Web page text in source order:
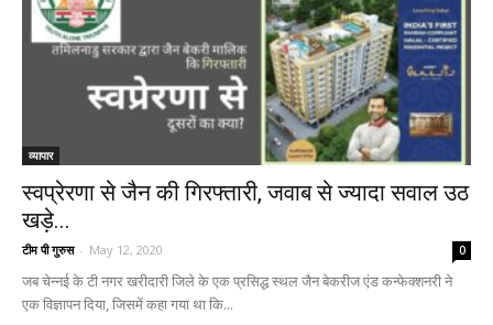
व्यापार
स्वप्रेरणा से जैन की गिरफ्तारी, जवाब से ज्यादा सवाल उठ
खड़े...
टीम पी गुरुस - May 12, 2020 0
जब चेन्नई के टी नगर खरीदारी जिले के एक प्रसिद्ध स्थल जैन बेकरीज एंड कन्फेक्शनरी ने
एक विज्ञापन दिया, जिसमें कहा गया था कि...